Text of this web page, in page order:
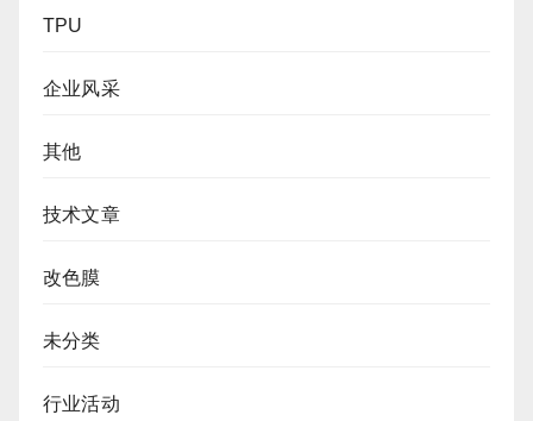
TPU
企业风采
其他
技术文章
改色膜
未分类
行业活动